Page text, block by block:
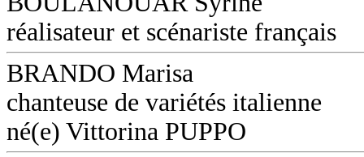
réalisateur et scénariste français
BRANDO Marisa
chanteuse de variétés italienne
né(e) Vittorina PUPPO